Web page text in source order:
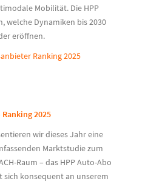
Mobilität. Die HPP
welche Dynamiken bis 2030
eröffnen.
Ranking 2025
2025
wir dieses Jahr eine
Marktstudie zum
Raum – das HPP Auto-Abo
sich konsequent an unserem